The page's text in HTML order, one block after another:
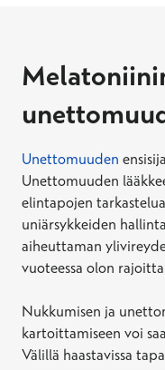
Unettomuuden
Unettomuuden
elintapojen
uniärsykkeiden
aiheuttaman
vuoteessa olon
Nukkumisen ja
kartoittamiseen voi
Välillä haastavissa